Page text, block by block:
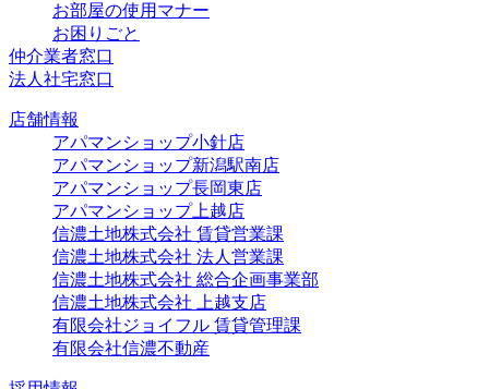
お部屋の使用マナー
お困りごと
仲介業者窓口
法人社宅窓口
店舗情報
アパマンショップ小針店
アパマンショップ新潟駅南店
アパマンショップ長岡東店
アパマンショップ上越店
信濃土地株式会社 賃貸営業課
信濃土地株式会社 法人営業課
信濃土地株式会社 総合企画事業部
信濃土地株式会社 上越支店
有限会社ジョイフル 賃貸管理課
有限会社信濃不動産